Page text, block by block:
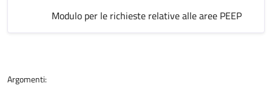
Modulo per le richieste relative alle aree PEEP
Argomenti: